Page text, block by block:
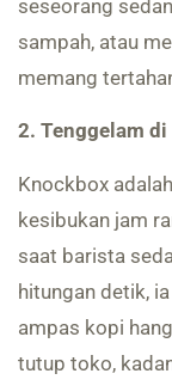
seseorang
sampah, atau
memang
2. Tenggelam
Knockbox
kesibukan jam
saat barista
hitungan detik,
ampas kopi
tutup toko,